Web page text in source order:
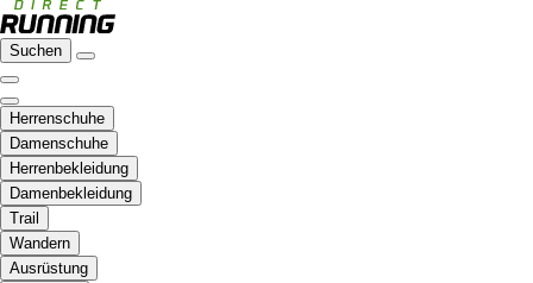
Suchen
Herrenschuhe
Damenschuhe
Herrenbekleidung
Damenbekleidung
Trail
Wandern
Ausrüstung